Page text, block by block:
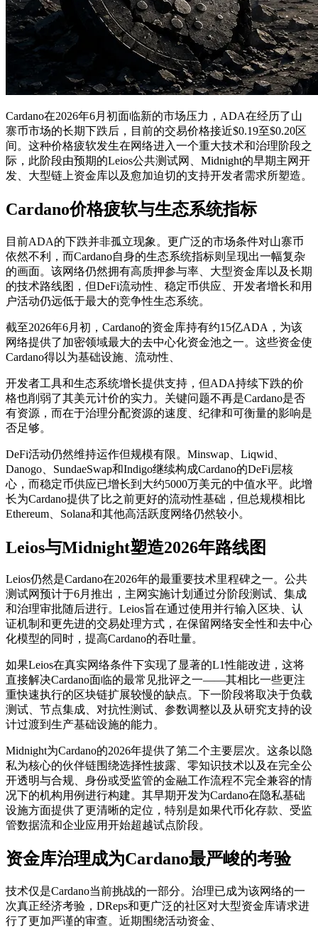
Cardano在2026年6月初面临新的市场压力，ADA在经历了山
寨币市场的长期下跌后，目前的交易价格接近$0.19至$0.20区
间。这种价格疲软发生在网络进入一个重大技术和治理阶段之
际，此阶段由预期的Leios公共测试网、Midnight的早期主网开
发、大型链上资金库以及愈加迫切的支持开发者需求所塑造。
Cardano价格疲软与生态系统指标
目前ADA的下跌并非孤立现象。更广泛的市场条件对山寨币
依然不利，而Cardano自身的生态系统指标则呈现出一幅复杂
的画面。该网络仍然拥有高质押参与率、大型资金库以及长期
的技术路线图，但DeFi流动性、稳定币供应、开发者增长和用
户活动仍远低于最大的竞争性生态系统。
截至2026年6月初，Cardano的资金库持有约15亿ADA，为该
网络提供了加密领域最大的去中心化资金池之一。这些资金使
Cardano得以为基础设施、流动性、
开发者工具和生态系统增长提供支持，但ADA持续下跌的价
格也削弱了其美元计价的实力。关键问题不再是Cardano是否
有资源，而在于治理分配资源的速度、纪律和可衡量的影响是
否足够。
DeFi活动仍然维持运作但规模有限。Minswap、Liqwid、
Danogo、SundaeSwap和Indigo继续构成Cardano的DeFi层核
心，而稳定币供应已增长到大约5000万美元的中值水平。此增
长为Cardano提供了比之前更好的流动性基础，但总规模相比
Ethereum、Solana和其他高活跃度网络仍然较小。
Leios与Midnight塑造2026年路线图
Leios仍然是Cardano在2026年的最重要技术里程碑之一。公共
测试网预计于6月推出，主网实施计划通过分阶段测试、集成
和治理审批随后进行。Leios旨在通过使用并行输入区块、认
证机制和更先进的交易处理方式，在保留网络安全性和去中心
化模型的同时，提高Cardano的吞吐量。
如果Leios在真实网络条件下实现了显著的L1性能改进，这将
直接解决Cardano面临的最常见批评之一——其相比一些更注
重快速执行的区块链扩展较慢的缺点。下一阶段将取决于负载
测试、节点集成、对抗性测试、参数调整以及从研究支持的设
计过渡到生产基础设施的能力。
Midnight为Cardano的2026年提供了第二个主要层次。这条以隐
私为核心的伙伴链围绕选择性披露、零知识技术以及在完全公
开透明与合规、身份或受监管的金融工作流程不完全兼容的情
况下的机构用例进行构建。其早期开发为Cardano在隐私基础
设施方面提供了更清晰的定位，特别是如果代币化存款、受监
管数据流和企业应用开始超越试点阶段。
资金库治理成为Cardano最严峻的考验
技术仅是Cardano当前挑战的一部分。治理已成为该网络的一
次真正经济考验，DReps和更广泛的社区对大型资金库请求进
行了更加严谨的审查。近期围绕活动资金、